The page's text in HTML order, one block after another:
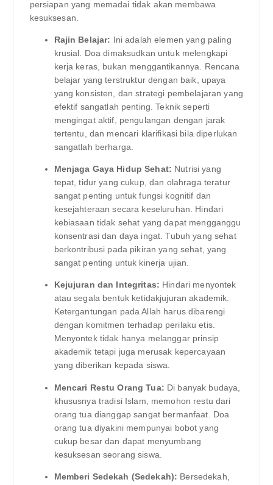
persiapan yang memadai tidak akan membawa
kesuksesan.
Rajin Belajar: Ini adalah elemen yang paling
krusial. Doa dimaksudkan untuk melengkapi
kerja keras, bukan menggantikannya. Rencana
belajar yang terstruktur dengan baik, upaya
yang konsisten, dan strategi pembelajaran yang
efektif sangatlah penting. Teknik seperti
mengingat aktif, pengulangan dengan jarak
tertentu, dan mencari klarifikasi bila diperlukan
sangatlah berharga.
Menjaga Gaya Hidup Sehat: Nutrisi yang
tepat, tidur yang cukup, dan olahraga teratur
sangat penting untuk fungsi kognitif dan
kesejahteraan secara keseluruhan. Hindari
kebiasaan tidak sehat yang dapat mengganggu
konsentrasi dan daya ingat. Tubuh yang sehat
berkontribusi pada pikiran yang sehat, yang
sangat penting untuk kinerja ujian.
Kejujuran dan Integritas: Hindari menyontek
atau segala bentuk ketidakjujuran akademik.
Ketergantungan pada Allah harus dibarengi
dengan komitmen terhadap perilaku etis.
Menyontek tidak hanya melanggar prinsip
akademik tetapi juga merusak kepercayaan
yang diberikan kepada siswa.
Mencari Restu Orang Tua: Di banyak budaya,
khususnya tradisi Islam, memohon restu dari
orang tua dianggap sangat bermanfaat. Doa
orang tua diyakini mempunyai bobot yang
cukup besar dan dapat menyumbang
kesuksesan seorang siswa.
Memberi Sedekah (Sedekah): Bersedekah,